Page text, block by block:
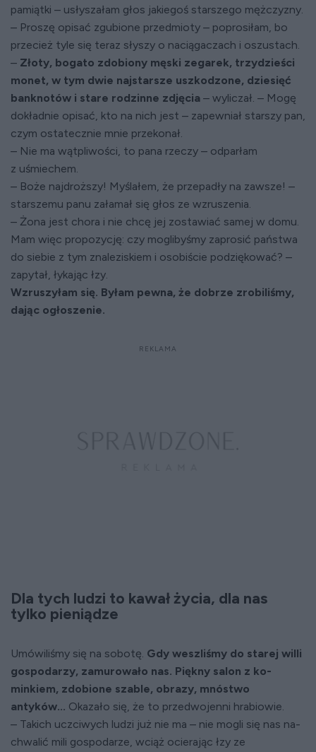
pamiątki – usłyszałam głos jakiegoś starszego mężczyzny.
– Proszę opisać zgubione przedmioty – poprosiłam, bo
przecież tyle się teraz słyszy o naciągaczach i oszustach.
– Złoty, bogato zdobiony męski zegarek, trzydzieści
monet, w tym dwie najstarsze uszkodzone, dziesięć
banknotów i stare rodzinne zdjęcia – wyliczał. – Mogę
dokładnie opisać, kto na nich jest – zapewniał starszy pan,
czym ostatecznie mnie przekonał.
– Nie ma wątpliwości, to pana rzeczy – odparłam
z uśmiechem.
– Boże najdroższy! Myślałem, że przepadły na zawsze! –
starszemu panu załamał się głos ze wzruszenia.
– Żona jest chora i nie chcę jej zostawiać samej w domu.
Mam więc propozycję: czy moglibyśmy zaprosić państwa
do siebie z tym znaleziskiem i osobiście podziękować? –
zapytał, łykając łzy.
Wzruszyłam się. Byłam pewna, że dobrze zrobiliśmy,
dając ogłoszenie.
Dla tych ludzi to kawał życia, dla nas
tylko pieniądze
Umówiliśmy się na sobotę. Gdy weszliśmy do starej willi
gospodarzy, za­mu­­rowało nas. Piękny salon z ko­
minkiem, zdobione szable, obrazy, mnóstwo
antyków... Okazało się, że to przed­wojenni hra­biowie.
– Takich ucz­ciwych ludzi już nie ma – nie mogli się nas na­
chwalić mili gospodarze, wciąż ocierając łzy ze